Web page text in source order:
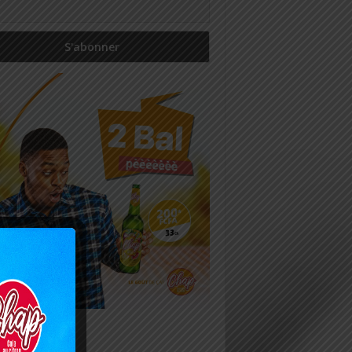
récents